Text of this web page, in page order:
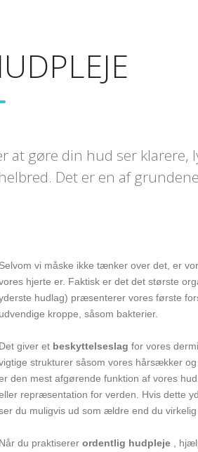
at gøre din hud ser klarere,
Det er en af
Selvom vi måske ikke tænker over det, er
hjerte er. Faktisk er det det største
hudlag) præsenterer vores første
udvendige kroppe, såsom bakterier.
Det giver et beskyttelseslag for vores
strukturer såsom vores hårsækker
den mest afgørende funktion af vores
repræsentation for verden. Hvis dette
du muligvis ud som ældre end du virkelig
Når du praktiserer ordentlig hudpleje ,